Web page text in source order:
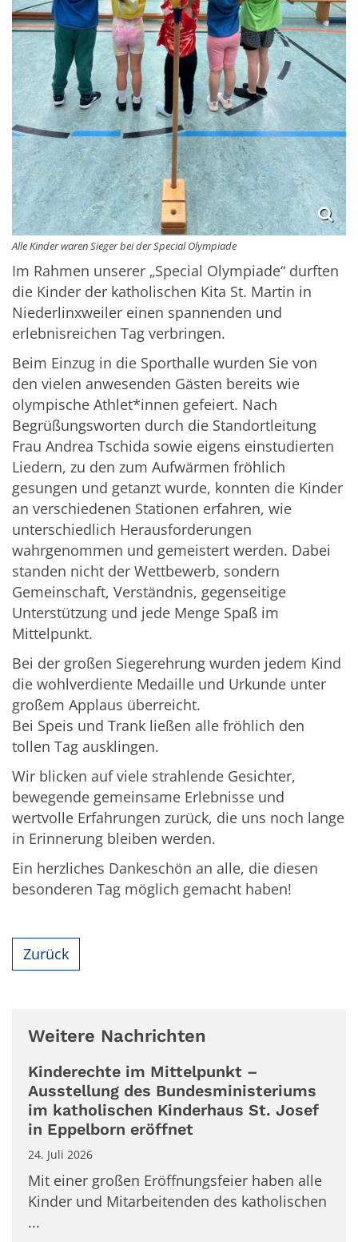
Alle Kinder waren Sieger bei der Special Olympiade
Im Rahmen unserer „Special Olympiade“ durften
die Kinder der katholischen Kita St. Martin in
Niederlinxweiler einen spannenden und
erlebnisreichen Tag verbringen.
Beim Einzug in die Sporthalle wurden Sie von
den vielen anwesenden Gästen bereits wie
olympische Athlet*innen gefeiert. Nach
Begrüßungsworten durch die Standortleitung
Frau Andrea Tschida sowie eigens einstudierten
Liedern, zu den zum Aufwärmen fröhlich
gesungen und getanzt wurde, konnten die Kinder
an verschiedenen Stationen erfahren, wie
unterschiedlich Herausforderungen
wahrgenommen und gemeistert werden. Dabei
standen nicht der Wettbewerb, sondern
Gemeinschaft, Verständnis, gegenseitige
Unterstützung und jede Menge Spaß im
Mittelpunkt.
Bei der großen Siegerehrung wurden jedem Kind
die wohlverdiente Medaille und Urkunde unter
großem Applaus überreicht.
Bei Speis und Trank ließen alle fröhlich den
tollen Tag ausklingen.
Wir blicken auf viele strahlende Gesichter,
bewegende gemeinsame Erlebnisse und
wertvolle Erfahrungen zurück, die uns noch lange
in Erinnerung bleiben werden.
Ein herzliches Dankeschön an alle, die diesen
besonderen Tag möglich gemacht haben!
Zurück
Weitere Nachrichten
Kinderechte im Mittelpunkt –
Ausstellung des Bundesministeriums
im katholischen Kinderhaus St. Josef
in Eppelborn eröffnet
24. Juli 2026
Mit einer großen Eröffnungsfeier haben alle
Kinder und Mitarbeitenden des katholischen
...